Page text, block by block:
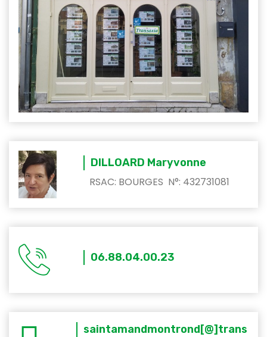
DILLOARD Maryvonne
RSAC: BOURGES N°: 432731081
06.88.04.00.23
saintamandmontrond[@]trans